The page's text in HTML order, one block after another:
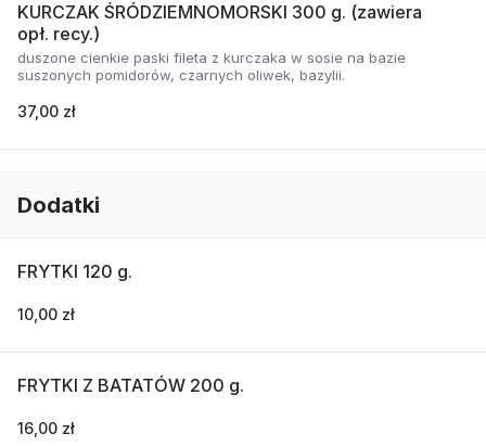
KURCZAK ŚRÓDZIEMNOMORSKI 300 g. (zawiera
opł. recy.)
duszone cienkie paski fileta z kurczaka w sosie na bazie
suszonych pomidorów, czarnych oliwek, bazylii.
37,00 zł
Dodatki
FRYTKI 120 g.
10,00 zł
FRYTKI Z BATATÓW 200 g.
16,00 zł